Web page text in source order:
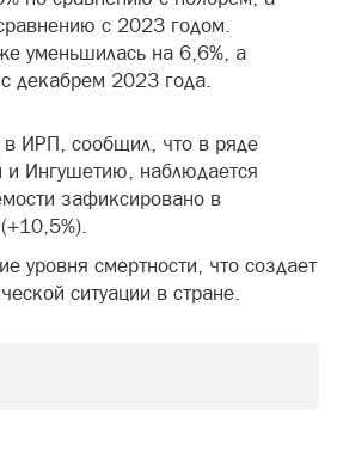
с 2023 годом.
уменьшилась на 6,6%, а
декабрем 2023 года.
ИРП, сообщил, что в ряде
Ингушетию, наблюдается
зафиксировано в
уровня смертности, что создает
ситуации в стране.